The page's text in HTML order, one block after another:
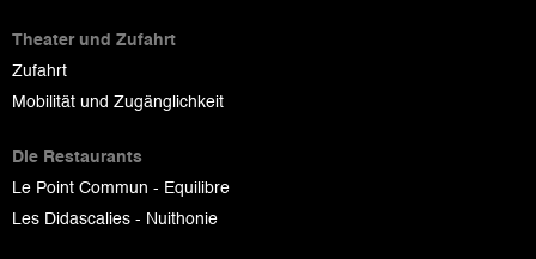
Theater und Zufahrt
Zufahrt
Mobilität und Zugänglichkeit
Die Restaurants
Le Point Commun - Equilibre
Les Didascalies - Nuithonie